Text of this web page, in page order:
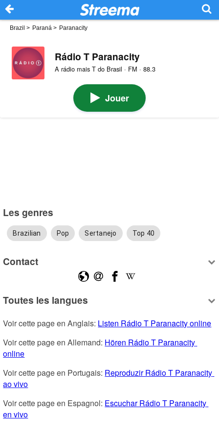
Brazil > Paraná > Paranacity
Rádio T Paranacity
A rádio mais T do Brasil · FM · 88.3
Jouer
Les genres
Brazilian Pop Sertanejo Top 40
Contact
Toutes les langues
Voir cette page en Anglais: Listen Rádio T Paranacity online
Voir cette page en Allemand: Hören Rádio T Paranacity
online
Voir cette page en Portugais: Reproduzir Rádio T Paranacity
ao vivo
Voir cette page en Espagnol: Escuchar Rádio T Paranacity
en vivo